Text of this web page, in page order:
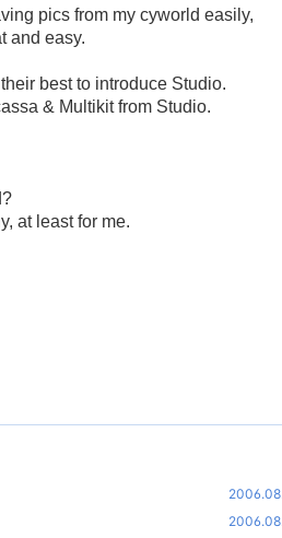
pics from my cyworld easily,
and easy.
best to introduce Studio.
& Multikit from Studio.
at least for me.